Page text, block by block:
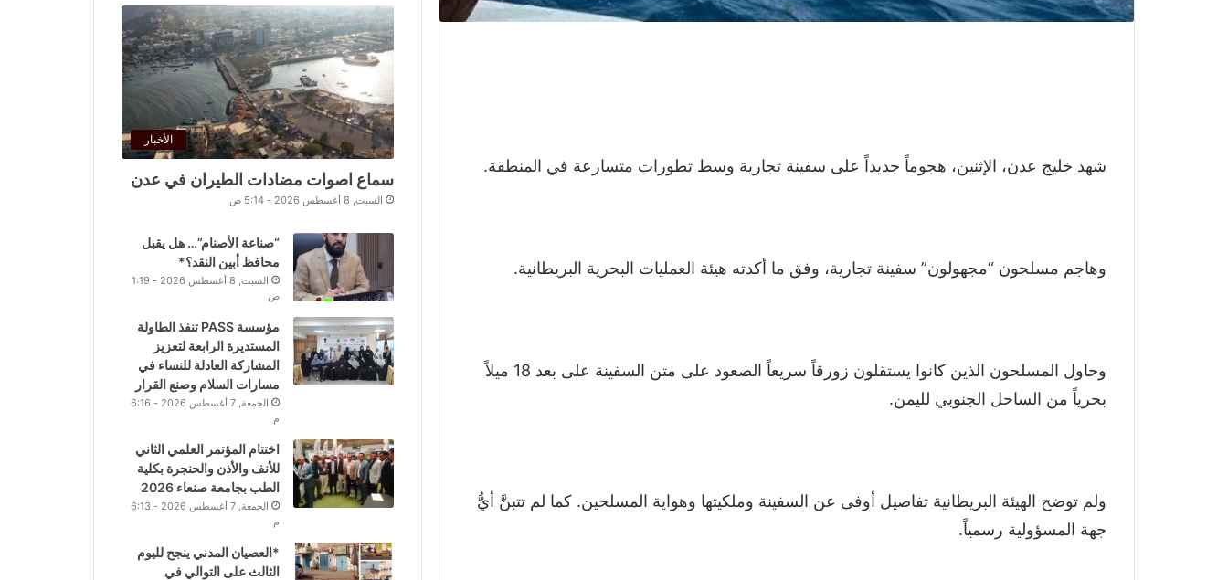
شهد خليج عدن، الإثنين، هجوماً جديداً على سفينة تجارية وسط تطورات متسارعة في المنطقة.
وهاجم مسلحون “مجهولون” سفينة تجارية، وفق ما أكدته هيئة العمليات البحرية البريطانية.
وحاول المسلحون الذين كانوا يستقلون زورقاً سريعاً الصعود على متن السفينة على بعد 18 ميلاً
بحرياً من الساحل الجنوبي لليمن.
ولم توضح الهيئة البريطانية تفاصيل أوفى عن السفينة وملكيتها وهواية المسلحين. كما لم تتبنَّ أيُّ
جهة المسؤولية رسمياً.
الأخبار
سماع اصوات مضادات الطيران في عدن
السبت, 8 أغسطس 2026 - 5:14 ص
“صناعة الأصنام”… هل يقبل
محافظ أبين النقد؟*
السبت, 8 أغسطس 2026 - 1:19
ص
مؤسسة PASS تنفذ الطاولة
المستديرة الرابعة لتعزيز
المشاركة العادلة للنساء في
مسارات السلام وصنع القرار
الجمعة, 7 أغسطس 2026 - 6:16
م
اختتام المؤتمر العلمي الثاني
للأنف والأذن والحنجرة بكلية
الطب بجامعة صنعاء 2026
الجمعة, 7 أغسطس 2026 - 6:13
م
*العصيان المدني ينجح لليوم
الثالث على التوالي في